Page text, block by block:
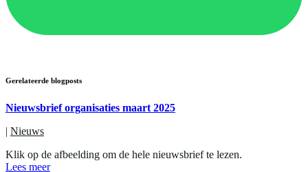
Gerelateerde blogposts
Nieuwsbrief organisaties maart 2025
| Nieuws
Klik op de afbeelding om de hele nieuwsbrief te lezen.
Lees meer